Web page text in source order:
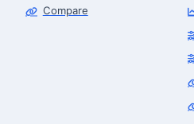
Compare